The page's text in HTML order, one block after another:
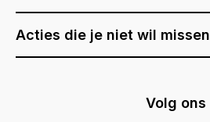
Acties die je niet wil missen
Volg ons